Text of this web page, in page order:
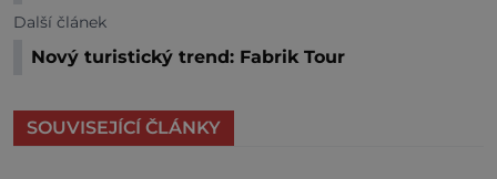
Další článek
Nový turistický trend: Fabrik Tour
SOUVISEJÍCÍ ČLÁNKY